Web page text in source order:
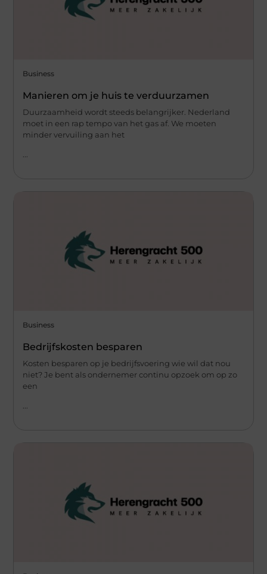
Business
Manieren om je huis te verduurzamen
Duurzaamheid wordt steeds belangrijker. Nederland
moet in een rap tempo van het gas af. We moeten
minder vervuiling aan het
Business
Bedrijfskosten besparen
Kosten besparen op je bedrijfsvoering wie wil dat nou
niet? Je bent als ondernemer continu opzoek om op zo
een
...